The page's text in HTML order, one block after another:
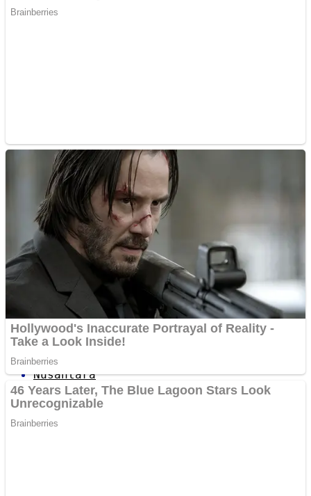
Sulawesi Utara
Sumatra Barat
Sumatra Selatan
Sumatra Utara
Nusantara
Internasional